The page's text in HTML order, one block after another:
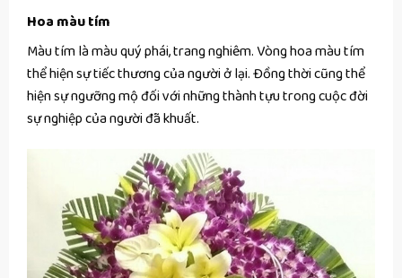
Hoa màu tím
Màu tím là màu quý phái, trang nghiêm. Vòng hoa màu tím
thể hiện sự tiếc thương của người ở lại. Đồng thời cũng thể
hiện sự ngưỡng mộ đối với những thành tựu trong cuộc đời
sự nghiệp của người đã khuất.